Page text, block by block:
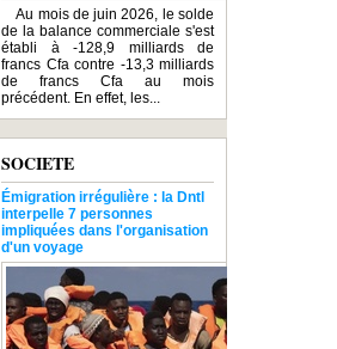
Au mois de juin 2026, le solde
de la balance commerciale s'est
établi à -128,9 milliards de
francs Cfa contre -13,3 milliards
de francs Cfa au mois
précédent. En effet, les...
SOCIETE
Émigration irrégulière : la Dntl
interpelle 7 personnes
impliquées dans l'organisation
d'un voyage